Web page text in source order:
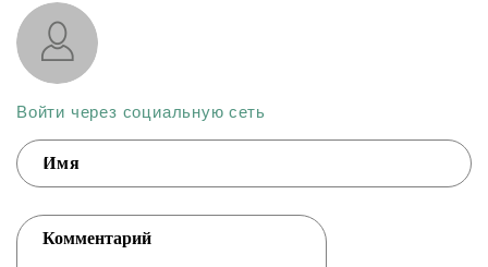
Войти через социальную сеть